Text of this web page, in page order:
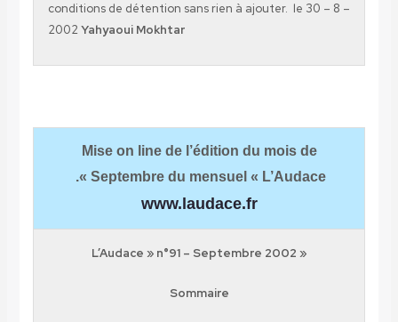
conditions de détention sans rien à ajouter. le 30 – 8 –
2002Yahyaoui Mokhtar
Mise on line de l’édition du mois de
Septembre du mensuel « L’Audace ».
www.laudace.fr
« L’Audace » n°91 – Septembre 2002
Sommaire